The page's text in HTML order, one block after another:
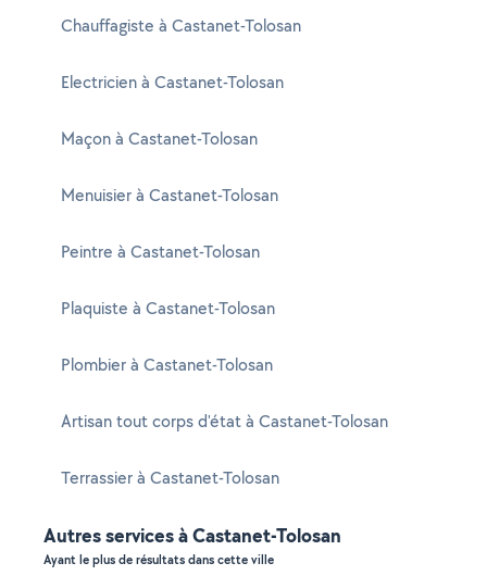
Chauffagiste à Castanet-Tolosan
Electricien à Castanet-Tolosan
Maçon à Castanet-Tolosan
Menuisier à Castanet-Tolosan
Peintre à Castanet-Tolosan
Plaquiste à Castanet-Tolosan
Plombier à Castanet-Tolosan
Artisan tout corps d'état à Castanet-Tolosan
Terrassier à Castanet-Tolosan
Autres services à Castanet-Tolosan
Ayant le plus de résultats dans cette ville